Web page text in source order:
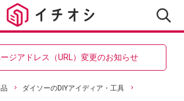
ジアドレス（URL）変更のお知らせ
ダイソーのDIYアイディア・工具